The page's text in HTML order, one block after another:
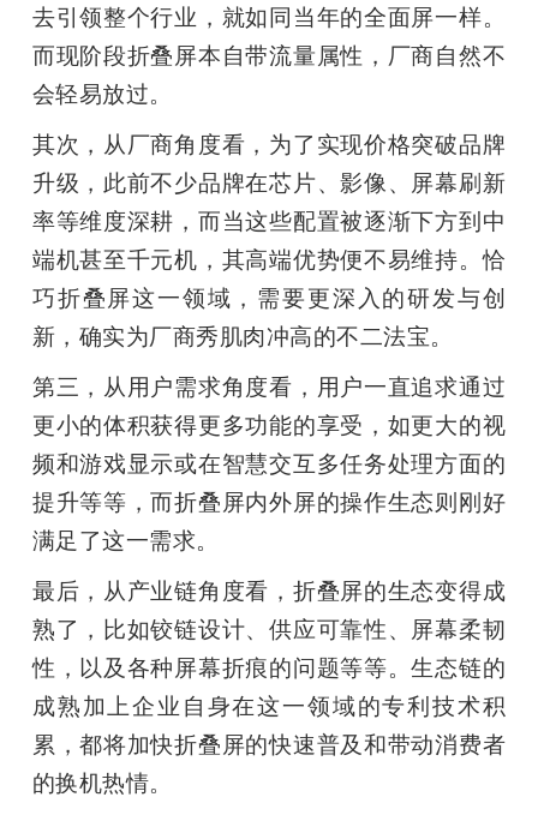
去引领整个行业，就如同当年的全面屏一样。
而现阶段折叠屏本自带流量属性，厂商自然不
会轻易放过。
其次，从厂商角度看，为了实现价格突破品牌
升级，此前不少品牌在芯片、影像、屏幕刷新
率等维度深耕，而当这些配置被逐渐下方到中
端机甚至千元机，其高端优势便不易维持。恰
巧折叠屏这一领域，需要更深入的研发与创
新，确实为厂商秀肌肉冲高的不二法宝。
第三，从用户需求角度看，用户一直追求通过
更小的体积获得更多功能的享受，如更大的视
频和游戏显示或在智慧交互多任务处理方面的
提升等等，而折叠屏内外屏的操作生态则刚好
满足了这一需求。
最后，从产业链角度看，折叠屏的生态变得成
熟了，比如铰链设计、供应可靠性、屏幕柔韧
性，以及各种屏幕折痕的问题等等。生态链的
成熟加上企业自身在这一领域的专利技术积
累，都将加快折叠屏的快速普及和带动消费者
的换机热情。